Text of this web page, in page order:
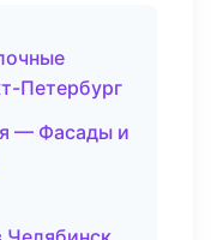
Петербург
— Фасады и